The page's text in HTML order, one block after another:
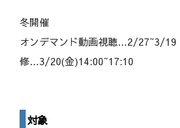
冬開催
オンデマンド動画視聴…2/27~3/
修…3/20(金)14:00~17:10
対象